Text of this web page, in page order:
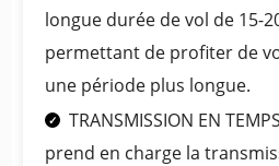
longue durée de vol de 15-
permettant de profiter de
une période plus longue.
TRANSMISSION EN
prend en charge la